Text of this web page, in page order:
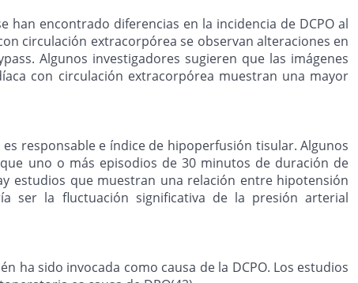
encontrado diferencias en la incidencia de DCPO al
circulación extracorpórea se observan alteraciones en
Algunos investigadores sugieren que las imágenes
con circulación extracorpórea muestran una mayor
responsable e índice de hipoperfusión tisular. Algunos
uno o más episodios de 30 minutos de duración de
estudios que muestran una relación entre hipotensión
ser la fluctuación significativa de la presión arterial
sido invocada como causa de la DCPO. Los estudios